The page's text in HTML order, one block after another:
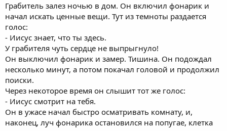
Грабитель залез ночью в дом. Он включил фонарик и
начал искать ценные вещи. Тут из темноты раздается
голос:
- Иисус знает, что ты здесь.
У грабителя чуть сердце не выпрыгнуло!
Он выключил фонарик и замер. Тишина. Он подождал
несколько минут, а потом покачал головой и продолжил
поиски.
Через некоторое время он слышит тот же голос:
- Иисус смотрит на тебя.
Он в ужасе начал быстро осматривать комнату, и,
наконец, луч фонарика остановился на попугае, клетка